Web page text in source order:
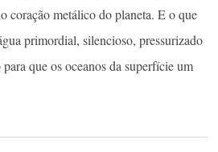
coração metálico do planeta. E o que
primordial, silencioso, pressurizado
que os oceanos da superfície um